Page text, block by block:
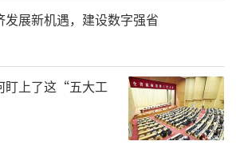
展新机遇，建设数字强省
盯上了这“五大工